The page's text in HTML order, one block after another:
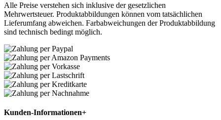
Alle Preise verstehen sich inklusive der gesetzlichen
Mehrwertsteuer. Produktabbildungen können vom tatsächlichen
Lieferumfang abweichen. Farbabweichungen der Produktabbildung
sind technisch bedingt möglich.
Kunden-Informationen+